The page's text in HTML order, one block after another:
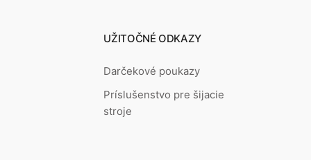
UŽITOČNÉ ODKAZY
Darčekové poukazy
Príslušenstvo pre šijacie
stroje